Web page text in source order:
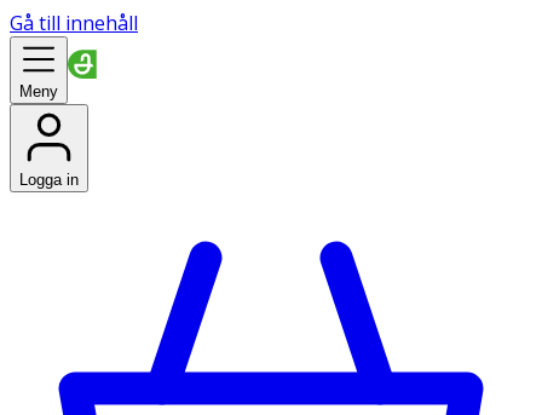
Gå till innehåll
Meny
Logga in